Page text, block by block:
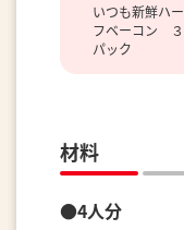
いつも新鮮ハー
フベーコン ３
パック
材料
●4人分